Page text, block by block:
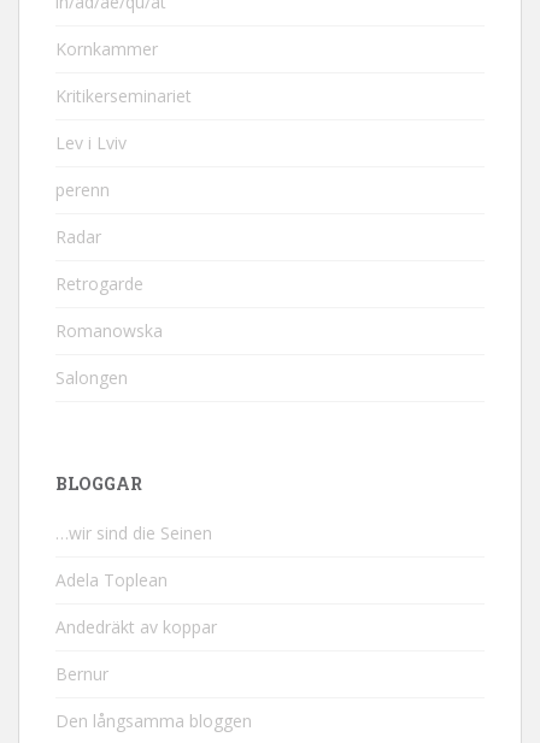
Kornkammer
Kritikerseminariet
Lev i Lviv
perenn
Radar
Retrogarde
Romanowska
Salongen
BLOGGAR
…wir sind die Seinen
Adela Toplean
Andedräkt av koppar
Bernur
Den långsamma bloggen